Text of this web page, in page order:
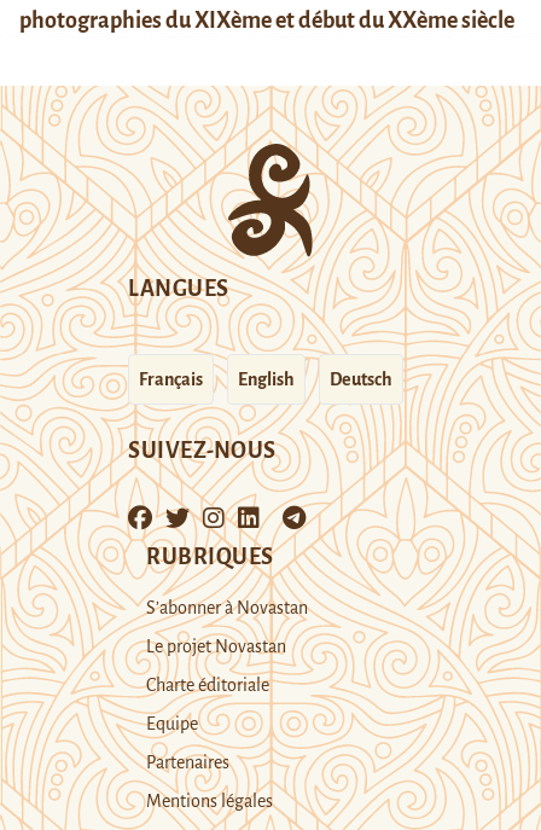
photographies du XIXème et début du XXème siècle
LANGUES
Français English Deutsch
SUIVEZ-NOUS
RUBRIQUES
S’abonner à Novastan
Le projet Novastan
Charte éditoriale
Equipe
Partenaires
Mentions légales